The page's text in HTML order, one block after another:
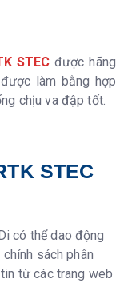
STEC được hãng
làm bằng hợp
chịu va đập tốt.
STEC
có thể dao động
sách phân
từ các trang web